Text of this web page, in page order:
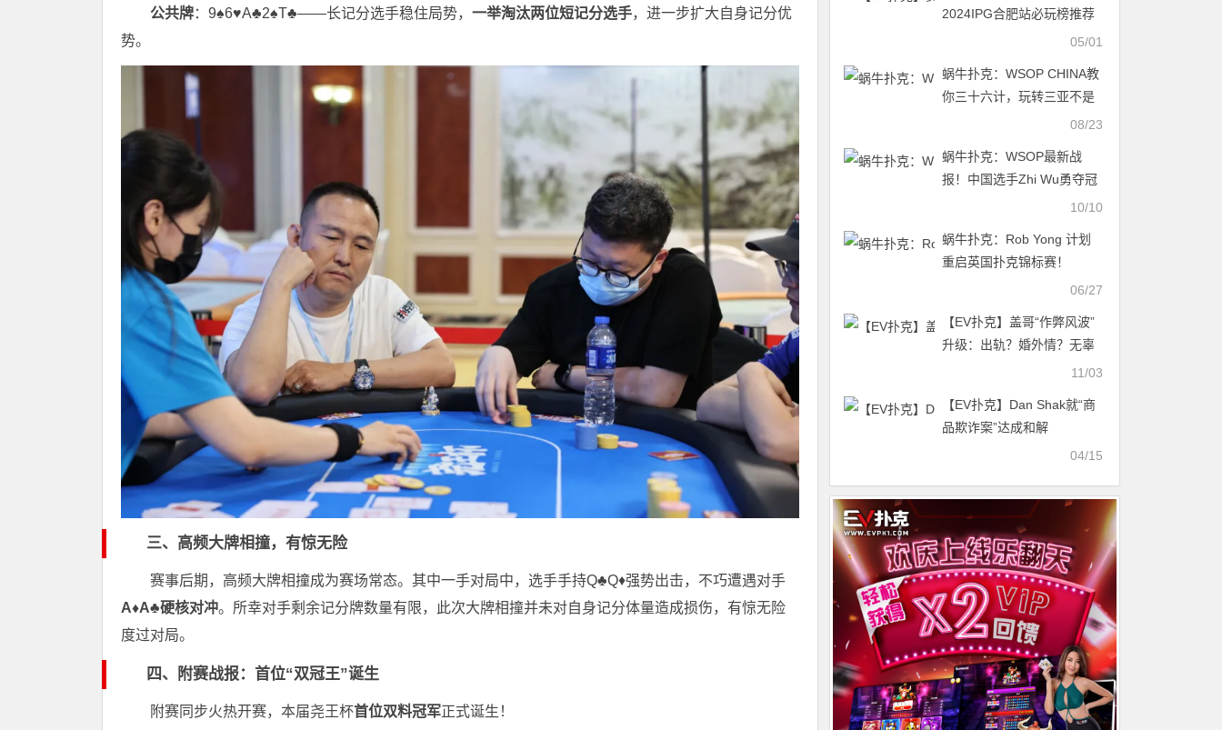
公共牌：9♠️6♥️A♣️2♠️T♣️——长记分选手稳住局势， 一举淘汰两位短记分选手，进一步扩大自身记分优
势。
三、高频大牌相撞，有惊无险
赛事后期，高频大牌相撞成为赛场常态。其中一手对局中，选手手持Q♣️Q♦️强势出击，不巧遭遇对手
A♦️A♣️硬核对冲。所幸对手剩余记分牌数量有限，此次大牌相撞并未对自身记分体量造成损伤，有惊无险
度过对局。
四、附赛战报：首位“双冠王”诞生
附赛同步火热开赛，本届尧王杯首位双料冠军正式诞生！
2024IPG合肥站必玩榜推荐
05/01
蜗牛扑克：WSOP CHINA教
你三十六计，玩转三亚不是
08/23
蜗牛扑克：WSOP最新战
报！中国选手Zhi Wu勇夺冠
10/10
蜗牛扑克：Rob Yong 计划
重启英国扑克锦标赛！
06/27
【EV扑克】盖哥“作弊风波”
升级：出轨？婚外情？无辜
11/03
【EV扑克】Dan Shak就“商
品欺诈案”达成和解
04/15